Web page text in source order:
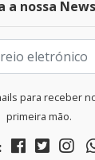
a nossa
para receber
primeira mão.